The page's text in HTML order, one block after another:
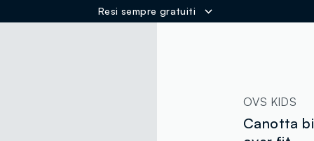
Resi sempre gratuiti
OVS KIDS
Canotta